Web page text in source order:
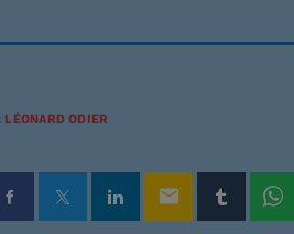
LÉONARD ODIER
email